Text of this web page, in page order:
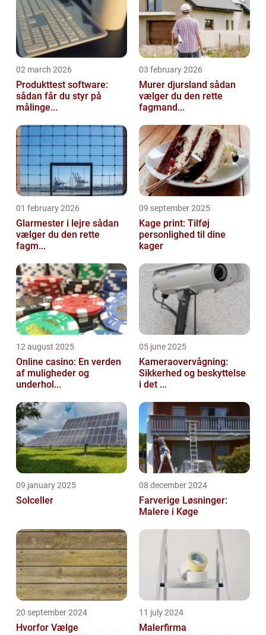
02 march 2026
Produkttest software:
sådan får du styr på
målinge...
03 february 2026
Murer djursland sådan
vælger du den rette
fagmand...
01 february 2026
Glarmester i lejre sådan
vælger du den rette
fagm...
09 september 2025
Kage print: Tilføj
personlighed til dine
kager
12 august 2025
Online casino: En verden
af muligheder og
underhol...
05 june 2025
Kameraovervågning:
Sikkerhed og beskyttelse
i det ...
09 january 2025
Solceller
08 december 2024
Farverige Løsninger:
Malere i Køge
20 september 2024
Hvorfor Vælge
11 july 2024
Malerfirma